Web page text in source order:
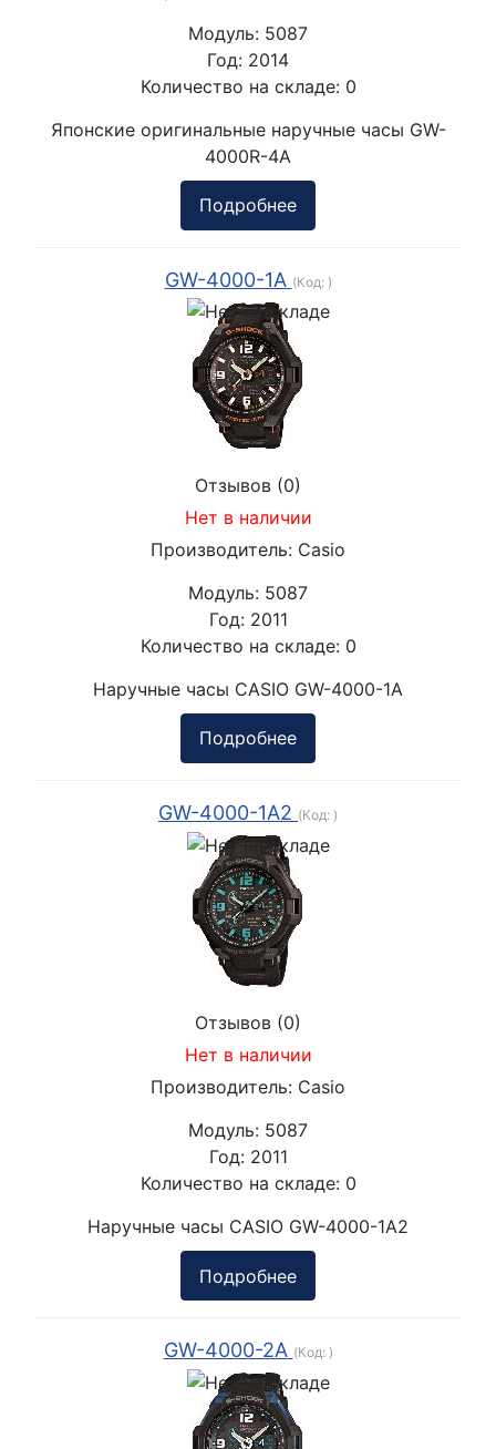
Модуль: 5087
Год: 2014
Количество на складе: 0
Японские оригинальные наручные часы GW-
4000R-4A
Подробнее
GW-4000-1A (Код: )
Отзывов (0)
Нет в наличии
Производитель: Casio
Модуль: 5087
Год: 2011
Количество на складе: 0
Наручные часы CASIO GW-4000-1A
Подробнее
GW-4000-1A2 (Код: )
Отзывов (0)
Нет в наличии
Производитель: Casio
Модуль: 5087
Год: 2011
Количество на складе: 0
Наручные часы CASIO GW-4000-1A2
Подробнее
GW-4000-2A (Код: )